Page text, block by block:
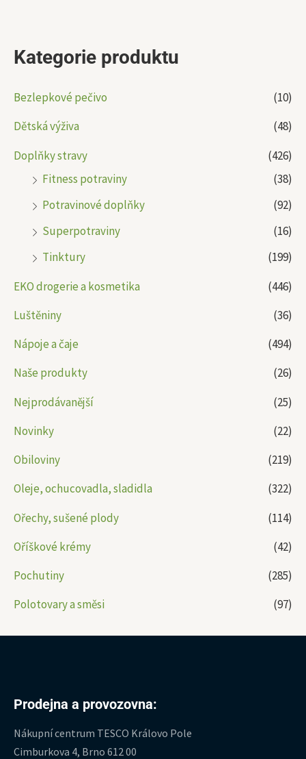
Kategorie produktu
Bezlepkové pečivo
(10)
Dětská výživa
(48)
Doplňky stravy
(426)
Fitness potraviny
(38)
Potravinové doplňky
(92)
Superpotraviny
(16)
Tinktury
(199)
EKO drogerie a kosmetika
(446)
Luštěniny
(36)
Nápoje a čaje
(494)
Naše produkty
(26)
Nejprodávanější
(25)
Novinky
(22)
Obiloviny
(219)
Oleje, ochucovadla, sladidla
(322)
Ořechy, sušené plody
(114)
Oříškové krémy
(42)
Pochutiny
(285)
Polotovary a směsi
(97)
Prodejna a provozovna:
Nákupní centrum TESCO Královo Pole
Cimburkova 4, Brno 612 00